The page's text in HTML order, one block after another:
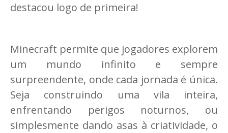
destacou logo de primeira!
Minecraft permite que jogadores explorem
um mundo infinito e sempre
surpreendente, onde cada jornada é única.
Seja construindo uma vila inteira,
enfrentando perigos noturnos, ou
simplesmente dando asas à criatividade, o